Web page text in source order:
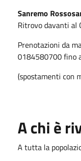
Sanremo
Ritrovo davanti al
Prenotazioni da
0184580700 fino
(spostamenti con
A chi è
A tutta la